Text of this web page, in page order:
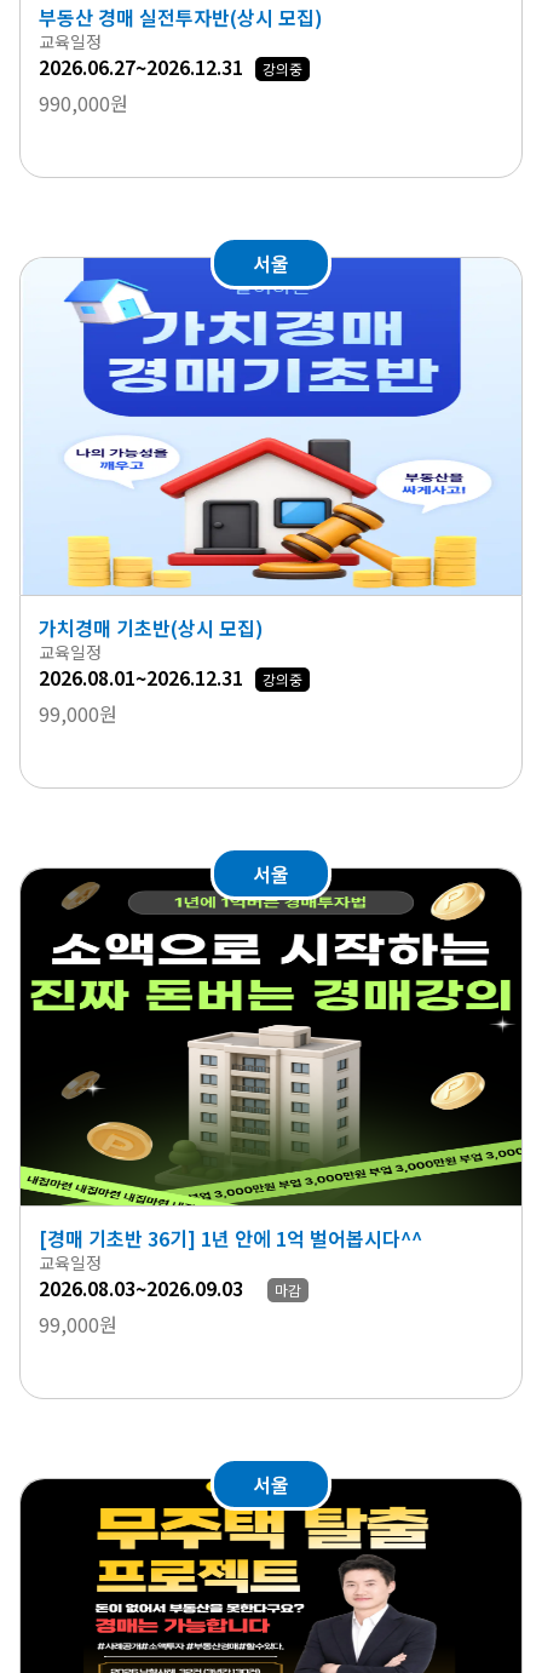
부동산 경매 실전투자반(상시 모집)
교육일정
2026.06.27~2026.12.31 강의중
990,000원
서울
가치경매 기초반(상시 모집)
교육일정
2026.08.01~2026.12.31 강의중
99,000원
서울
[경매 기초반 36기] 1년 안에 1억 벌어봅시다^^
교육일정
2026.08.03~2026.09.03 마감
99,000원
서울